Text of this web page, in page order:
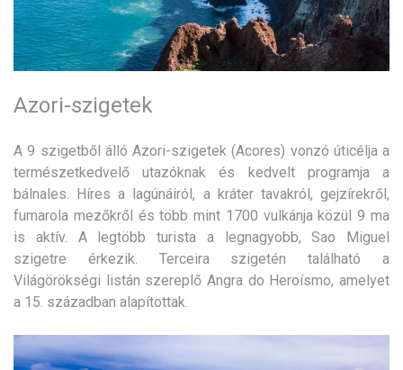
Azori-szigetek
A 9 szigetből álló Azori-szigetek (Acores) vonzó úticélja a
természetkedvelő utazóknak és kedvelt programja a
bálnales. Híres a lagúnáiról, a kráter tavakról, gejzírekről,
fumarola mezőkről és több mint 1700 vulkánja közül 9 ma
is aktív. A legtöbb turista a legnagyobb, Sao Miguel
szigetre érkezik. Terceira szigetén található a
Világörökségi listán szereplő Angra do Heroísmo, amelyet
a 15. században alapítottak.